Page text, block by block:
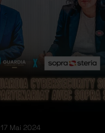
17 Mai 2024